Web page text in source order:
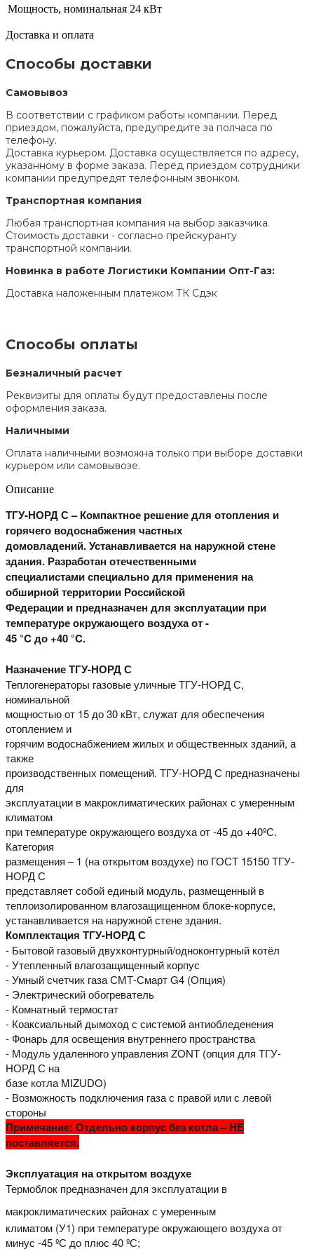
Мощность, номинальная 24 кВт
Доставка и оплата
Способы доставки
Самовывоз
В соответствии с графиком работы компании. Перед
приездом, пожалуйста, предупредите за полчаса по
телефону.
Доставка курьером. Доставка осуществляется по адресу,
указанному в форме заказа. Перед приездом сотрудники
компании предупредят телефонным звонком.
Транспортная компания
Любая транспортная компания на выбор заказчика.
Стоимость доставки - согласно прейскуранту
транспортной компании.
Новинка в работе Логистики Компании Опт-Газ:
Доставка наложенным платежом ТК Сдэк
Способы оплаты
Безналичный расчет
Реквизиты для оплаты будут предоставлены после
оформления заказа.
Наличными
Оплата наличными возможна только при выборе доставки
курьером или самовывозе.
Описание
ТГУ-НОРД С – Компактное решение для отопления и
горячего водоснабжения частных
домовладений. Устанавливается на наружной стене
здания. Разработан отечественными
специалистами специально для применения на
обширной территории Российской
Федерации и предназначен для эксплуатации при
температуре окружающего воздуха от -
45 °C до +40 °C.
Назначение ТГУ-НОРД С
Теплогенераторы газовые уличные ТГУ-НОРД С,
номинальной
мощностью от 15 до 30 кВт, служат для обеспечения
отоплением и
горячим водоснабжением жилых и общественных зданий, а
также
производственных помещений. ТГУ-НОРД С предназначены
для
эксплуатации в макроклиматических районах с умеренным
климатом
при температуре окружающего воздуха от -45 до +40ºС.
Категория
размещения – 1 (на открытом воздухе) по ГОСТ 15150 ТГУ-
НОРД С
представляет собой единый модуль, размещенный в
теплоизолированном влагозащищенном блоке-корпусе,
устанавливается на наружной стене здания.
Комплектация ТГУ-НОРД С
- Бытовой газовый двухконтурный/одноконтурный котёл
- Утепленный влагозащищенный корпус
- Умный счетчик газа СМТ-Смарт G4 (Опция)
- Электрический обогреватель
- Комнатный термостат
- Коаксиальный дымоход с системой антиобледенения
- Фонарь для освещения внутреннего пространства
- Модуль удаленного управления ZONT (опция для ТГУ-
НОРД С на
базе котла MIZUDO)
- Возможность подключения газа с правой или с левой
стороны
Примечание: Отдельно корпус без котла – НЕ
поставляется.
Эксплуатация на открытом воздухе
Термоблок предназначен для эксплуатации в
макроклиматических районах с умеренным
климатом (У1) при температуре окружающего воздуха от
минус -45 ºС до плюс 40 ºС;